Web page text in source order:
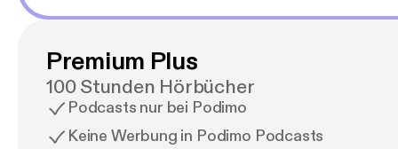
Premium Plus
100 Stunden Hörbücher
Podcasts nur bei Podimo
Keine Werbung in Podimo Podcasts